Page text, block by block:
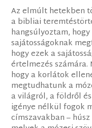
Az elmúlt hetekben
a bibliai
hangsúlyoztam,
sajátosságoknak
hogy ezek a
értelmezés
hogy a korlátok
megtudhatunk a
a világról, a földről
igénye nélkül fogok
címszavakban –